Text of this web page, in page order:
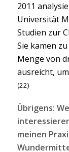
2011
Universität
Studien zur
Sie kamen
Menge von
ausreicht,
(22)
Übrigens:
meinen